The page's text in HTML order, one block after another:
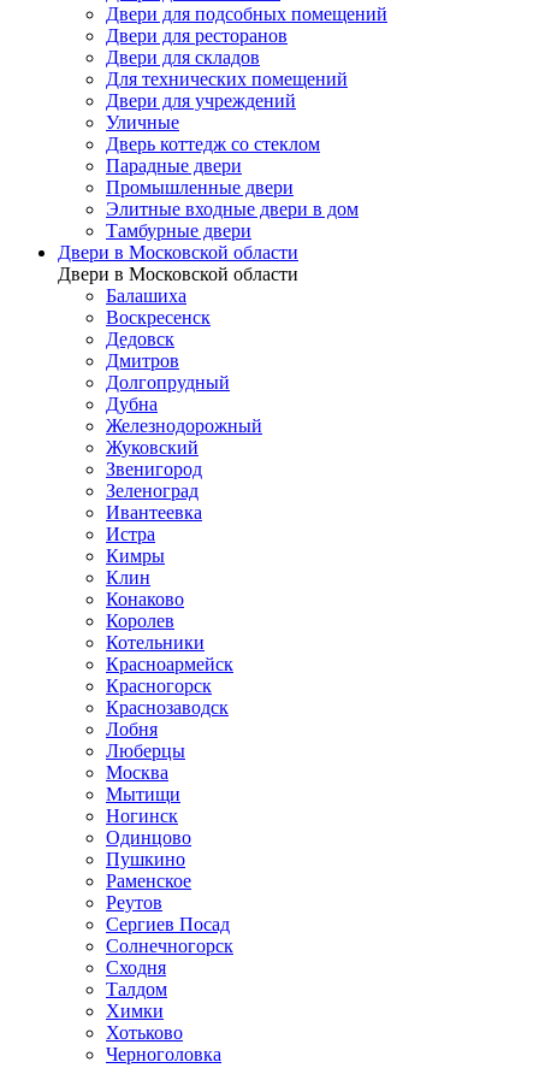
Двери для подсобных помещений
Двери для ресторанов
Двери для складов
Для технических помещений
Двери для учреждений
Уличные
Дверь коттедж со стеклом
Парадные двери
Промышленные двери
Элитные входные двери в дом
Тамбурные двери
Двери в Московской области
Двери в Московской области
Балашиха
Воскресенск
Дедовск
Дмитров
Долгопрудный
Дубна
Железнодорожный
Жуковский
Звенигород
Зеленоград
Ивантеевка
Истра
Кимры
Клин
Конаково
Королев
Котельники
Красноармейск
Красногорск
Краснозаводск
Лобня
Люберцы
Москва
Мытищи
Ногинск
Одинцово
Пушкино
Раменское
Реутов
Сергиев Посад
Солнечногорск
Сходня
Талдом
Химки
Хотьково
Черноголовка